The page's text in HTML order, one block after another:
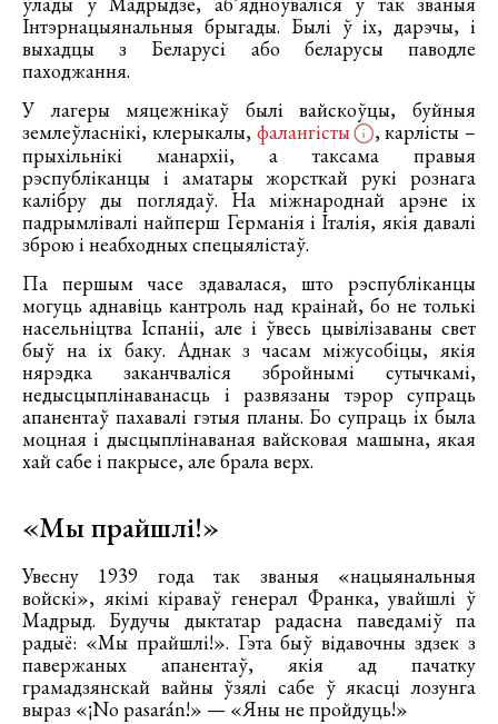
Інтэрнацыянальныя брыгады. Былі ў іх, дарэчы, і
выхадцы з Беларусі або беларусы паводле
паходжання.
У лагеры мяцежнікаў былі вайскоўцы, буйныя
землеўласнікі, клерыкалы, фалангісты
, карлісты –
прыхільнікі манархіі, а таксама правыя
рэспубліканцы і аматары жорсткай рукі рознага
калібру ды поглядаў. На міжнароднай арэне іх
падрымлівалі найперш Германія і Італія, якія давалі
зброю і неабходных спецыялістаў.
Па першым часе здавалася, што рэспубліканцы
могуць аднавіць кантроль над краінай, бо не толькі
насельніцтва Іспаніі, але і ўвесь цывілізаваны свет
быў на іх баку. Аднак з часам міжусобіцы, якія
нярэдка заканчваліся збройнымі сутычкамі,
недысцыплінаванасць і развязаны тэрор супраць
апанентаў пахавалі гэтыя планы. Бо супраць іх была
моцная і дысцыплінаваная вайсковая машына, якая
хай сабе і пакрысе, але брала верх.
«Мы прайшлі!»
Увесну 1939 года так званыя «нацыянальныя
войскі», якімі кіраваў генерал Франка, увайшлі ў
Мадрыд. Будучы дыктатар радасна паведаміў па
радыё: «Мы прайшлі!». Гэта быў відавочны здзек з
павержаных апанентаў, якія ад пачатку
грамадзянскай вайны ўзялі сабе ў якасці лозунга
выраз «¡No pasarán!» — «Яны не пройдуць!»